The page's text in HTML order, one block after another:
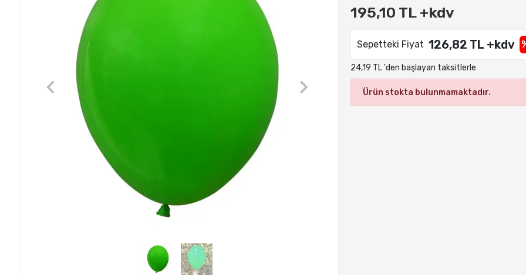
195,10 TL +kdv
Sepetteki Fiyat 126,82 TL +kdv
24,19 TL 'den başlayan taksitlerle
Ürün stokta bulunmamaktadır.